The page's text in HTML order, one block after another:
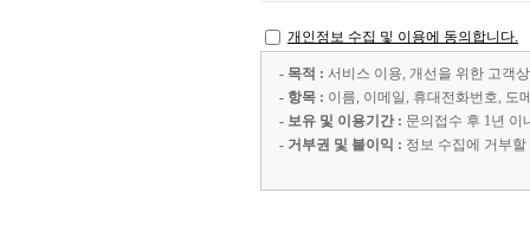
개인정보 수집 및 이용에 동의합니다.
- 목적 : 서비스 이용, 개선을 위한 고객
- 항목 : 이름, 이메일, 휴대전화번호, 도
- 보유 및 이용기간 : 문의접수 후 1년 이
- 거부권 및 불이익 : 정보 수집에 거부